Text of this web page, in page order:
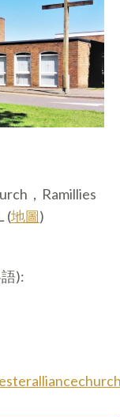
，Ramillies
(地圖)
):